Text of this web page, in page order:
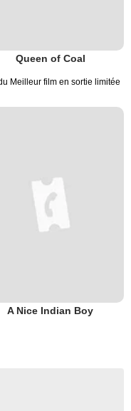
Queen of Coal
Meilleur film en sortie limitée
A Nice Indian Boy